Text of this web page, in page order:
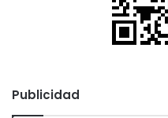
Publicidad